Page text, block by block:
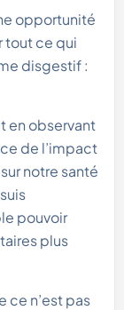
opportunité
tout ce qui
disgestif :
en observant
de l’impact
notre santé
pouvoir
plus
ce n’est pas